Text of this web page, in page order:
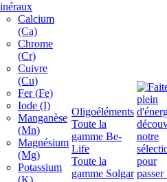
Calcium
(Ca)
Chrome
(Cr)
Cuivre
(Cu)
Fer (Fe)
Iode (I)
Manganèse
(Mn)
Magnésium
(Mg)
Potassium
Oligoéléments
Toute la
gamme Be-
Life
Toute la
gamme Solgar